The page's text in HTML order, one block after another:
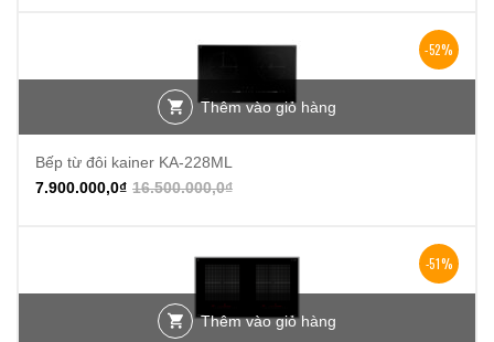
-52%
Thêm vào giỏ hàng
Bếp từ đôi kainer KA-228ML
16.500.000,0₫
7.900.000,0₫
-51%
Thêm vào giỏ hàng